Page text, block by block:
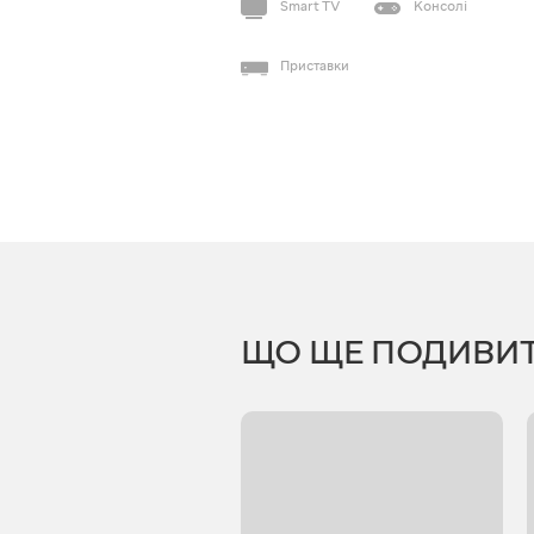
Smart TV Консолі
Приставки
ЩО ЩЕ